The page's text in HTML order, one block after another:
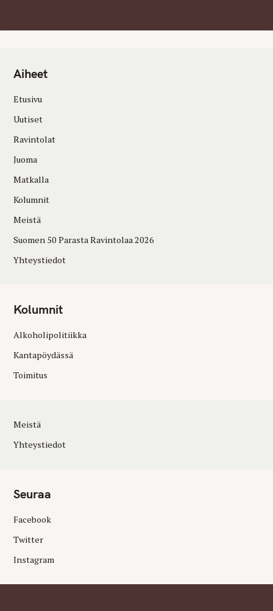
Aiheet
Etusivu
Uutiset
Ravintolat
Juoma
Matkalla
Kolumnit
Meistä
Suomen 50 Parasta Ravintolaa 2026
Yhteystiedot
Kolumnit
Alkoholipolitiikka
Kantapöydässä
Toimitus
Meistä
Yhteystiedot
Seuraa
Facebook
Twitter
Instagram